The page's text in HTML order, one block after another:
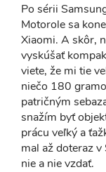
Po sérii
Motorole sa
Xiaomi. A skôr,
vyskúšať
viete, že mi tie
niečo 180
patričným
snažím byť
prácu veľký a
mal až doteraz
nie a nie vzdať.